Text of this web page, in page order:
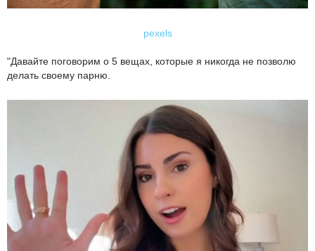
pexels
"Давайте поговорим о 5 вещах, которые я никогда не позволю
делать своему парню.